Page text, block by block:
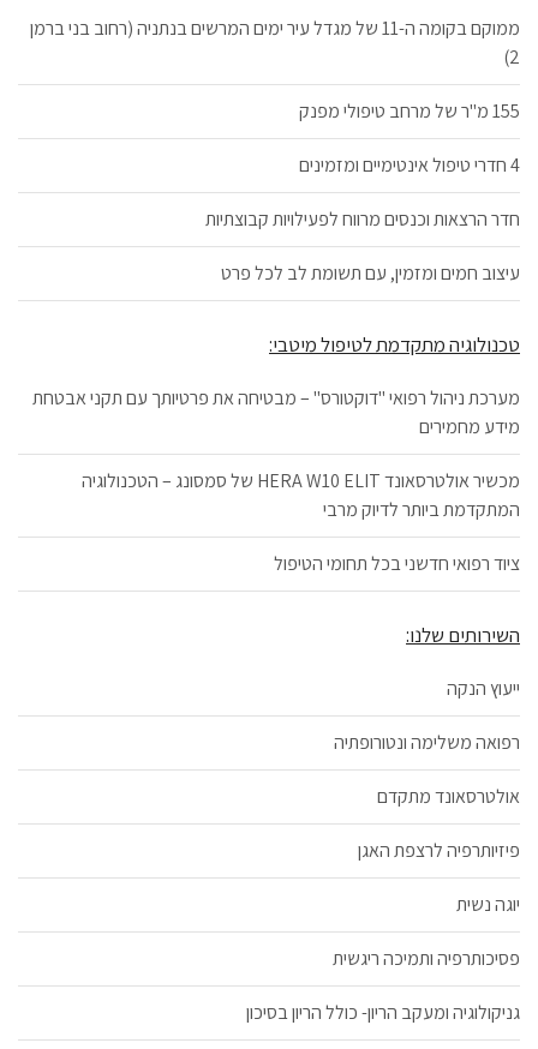
ממוקם בקומה ה-11 של מגדל עיר ימים המרשים בנתניה (רחוב בני ברמן
2)
155 מ"ר של מרחב טיפולי מפנק
4 חדרי טיפול אינטימיים ומזמינים
חדר הרצאות וכנסים מרווח לפעילויות קבוצתיות
עיצוב חמים ומזמין, עם תשומת לב לכל פרט
טכנולוגיה מתקדמת לטיפול מיטבי:
מערכת ניהול רפואי "דוקטורס" – מבטיחה את פרטיותך עם תקני אבטחת
מידע מחמירים
מכשיר אולטרסאונד HERA W10 ELIT של סמסונג – הטכנולוגיה
המתקדמת ביותר לדיוק מרבי
ציוד רפואי חדשני בכל תחומי הטיפול
השירותים שלנו:
ייעוץ הנקה
רפואה משלימה ונטורופתיה
אולטרסאונד מתקדם
פיזיותרפיה לרצפת האגן
יוגה נשית
פסיכותרפיה ותמיכה ריגשית
גניקולוגיה ומעקב הריון- כולל הריון בסיכון